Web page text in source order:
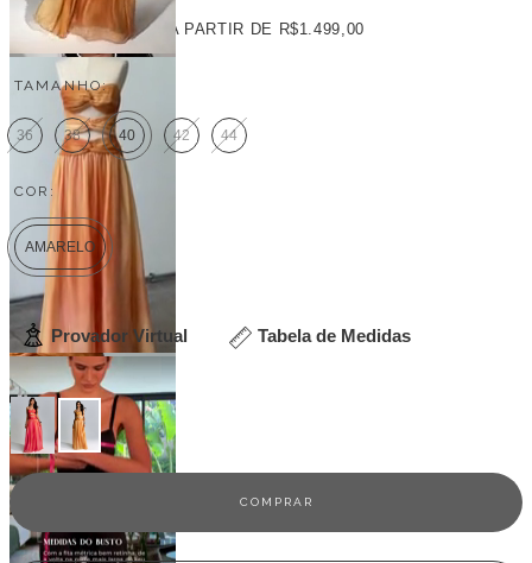
FRETE GRÁTIS A PARTIR DE R$1.499,00
TAMANHO:
36 38 40 42 44
COR:
AMARELO
Provador Virtual Tabela de Medidas
Veja outras opções